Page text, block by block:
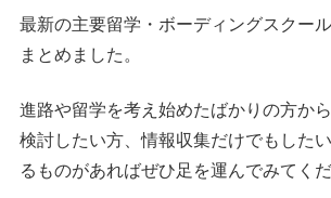
最新の主要留学・ボーディングスクー
まとめました。
進路や留学を考え始めたばかりの方か
検討したい方、情報収集だけでもした
るものがあればぜひ足を運んでみてくだ